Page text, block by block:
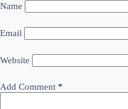
Name
Email
Website
Add Comment *